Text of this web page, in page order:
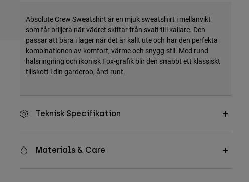
Absolute Crew Sweatshirt är en mjuk sweatshirt i mellanvikt
som får briljera när vädret skiftar från svalt till kallare. Den
passar att bära i lager när det är kallt ute och har den perfekta
kombinationen av komfort, värme och snygg stil. Med rund
halsringning och ikonisk Fox-grafik blir den snabbt ett klassiskt
tillskott i din garderob, året runt.
Teknisk Specifikation
Materials & Care